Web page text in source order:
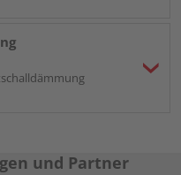
und Partner